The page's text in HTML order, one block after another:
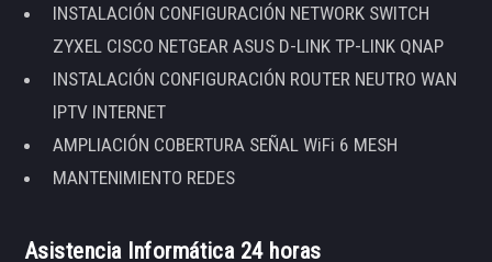
INSTALACIÓN CONFIGURACIÓN NETWORK SWITCH
ZYXEL CISCO NETGEAR ASUS D-LINK TP-LINK QNAP
INSTALACIÓN CONFIGURACIÓN ROUTER NEUTRO WAN
IPTV INTERNET
AMPLIACIÓN COBERTURA SEÑAL WiFi 6 MESH
MANTENIMIENTO REDES
Asistencia Informática 24 horas